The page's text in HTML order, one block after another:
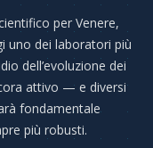
per Venere,
uno dei laboratori più
dell’evoluzione dei
attivo — e diversi
fondamentale
più robusti.